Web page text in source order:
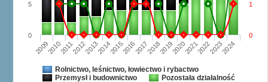
2009201020112012201320142015201620172018201920202021202220232024
0
5
0
1
Rolnictwo, leśnictwo, łowiectwo i rybactwo
Przemysł i budownictwo
Pozostała działalność